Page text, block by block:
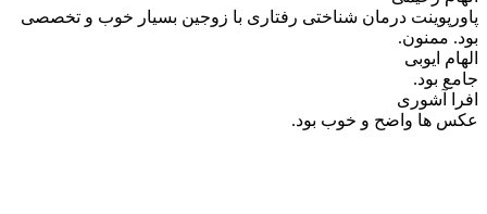
پاورپوینت درمان شناختی رفتاری با زوجین بسیار خوب و تخصصی
بود. ممنون.
الهام ایوبی
جامع بود.
افرا آشوری
عکس ها واضح و خوب بود.